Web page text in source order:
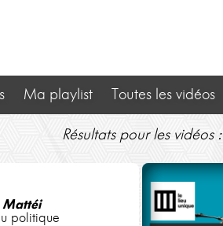
Ma playlist Toutes les vidéos
Résultats pour les vidéos :
Mattéi
politique